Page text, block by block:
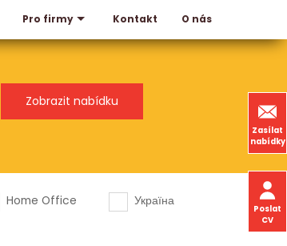
Pro firmy Kontakt O nás
Zasílat
nabídky
Poslat
CV
Home Office
Україна